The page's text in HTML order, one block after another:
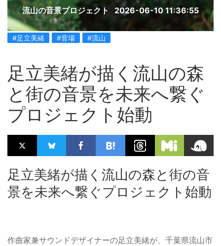
流山の音景プロジェクト 2026-06-10 11:36:55
#足立美緒 #音場 #流山
足立美緒が描く流山の森
と街の音景を未来へ繋ぐ
プロジェクト始動
足立美緒が描く流山の森と街の音
景を未来へ繋ぐプロジェクト始動
作曲家兼サウンドデザイナーの足立美緒が、千葉県流山市